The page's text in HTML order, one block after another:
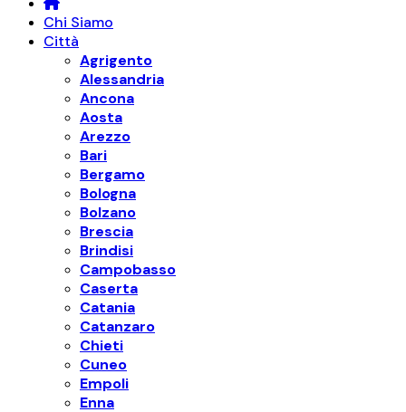
Chi Siamo
Città
Agrigento
Alessandria
Ancona
Aosta
Arezzo
Bari
Bergamo
Bologna
Bolzano
Brescia
Brindisi
Campobasso
Caserta
Catania
Catanzaro
Chieti
Cuneo
Empoli
Enna